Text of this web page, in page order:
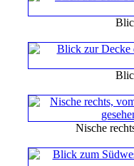
Nische